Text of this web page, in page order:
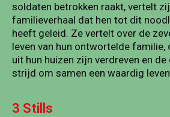
soldaten betrokken raakt, vertelt
familieverhaal dat hen tot dit
heeft geleid. Ze vertelt over de
leven van hun ontwortelde familie,
uit hun huizen zijn verdreven en
strijd om samen een waardig
3 Stills